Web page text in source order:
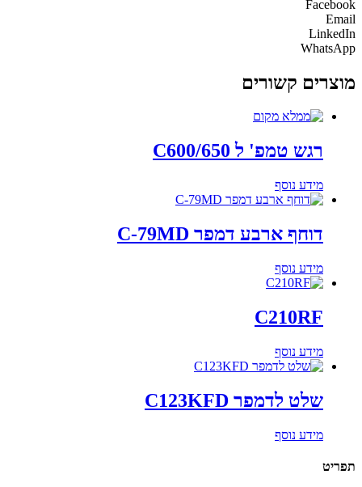
Facebook
Email
LinkedIn
WhatsApp
מוצרים קשורים
רגש טמפ' ל C600/650
מידע נוסף
דוחף ארבע דמפר C-79MD
מידע נוסף
C210RF
מידע נוסף
שלט לדמפר C123KFD
מידע נוסף
תפריט